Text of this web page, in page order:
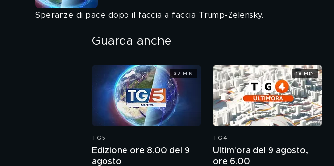
Speranze di pace dopo il faccia a faccia Trump-Zelensky.
Guarda anche
TG5
Edizione ore 8.00 del 9
agosto
37 MIN
TG4
Ultim'ora del 9 agosto,
ore 6.00
18 MIN